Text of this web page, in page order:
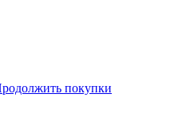
покупки